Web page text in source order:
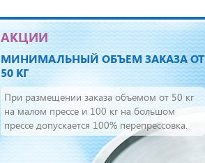
АКЦИИ
МИНИМАЛЬНЫЙ ОБЪЕМ ЗАКАЗА ОТ
50 КГ
При размещении заказа объемом от 50 кг
на малом прессе и 100 кг на большом
прессе допускается 100% перепрессовка.